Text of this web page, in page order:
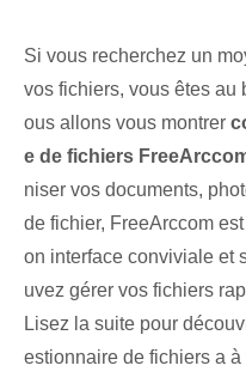
Si vous recherchez un
vos fichiers, vous êtes au
ous allons vous montrer
e de fichiers
niser vos documents,
de fichier, FreeArccom
on interface conviviale et
uvez gérer vos fichiers
Lisez la suite pour
estionnaire de fichiers a à